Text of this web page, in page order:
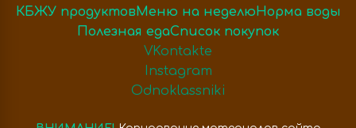
КБЖУ продуктов Меню на неделю Норма воды
Полезная едаСписок покупок
VKontakte
Instagram
Odnoklassniki